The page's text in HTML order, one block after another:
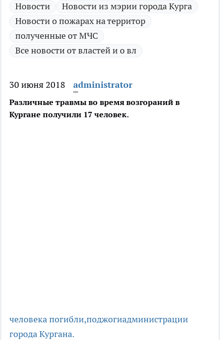
Новости
Новости из мэрии города Курга
Новости о пожарах на территор
полученные от МЧС
Все новости от властей и о вл
30 июня 2018 administrator
Различные травмы во время возгораний в
Кургане получили 17 человек.
человека погибли,поджогиадминистрации
города Кургана.